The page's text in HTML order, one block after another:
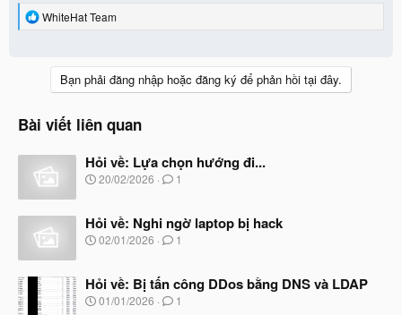
R
WhiteHat Team
Bạn phải đăng nhập hoặc đăng ký để phản hồi tại đây.
Bài viết liên quan
Hỏi về: Lựa chọn hướng đi...
N
y
b
ắ
đ
ầ
u
20/02/2026 1
Hỏi về: Nghi ngờ laptop bị hack
N
y
b
ắ
02/01/2026 1
Hỏi về: Bị tấn công DDos bằng DNS và LDAP
N
01/01/2026 1